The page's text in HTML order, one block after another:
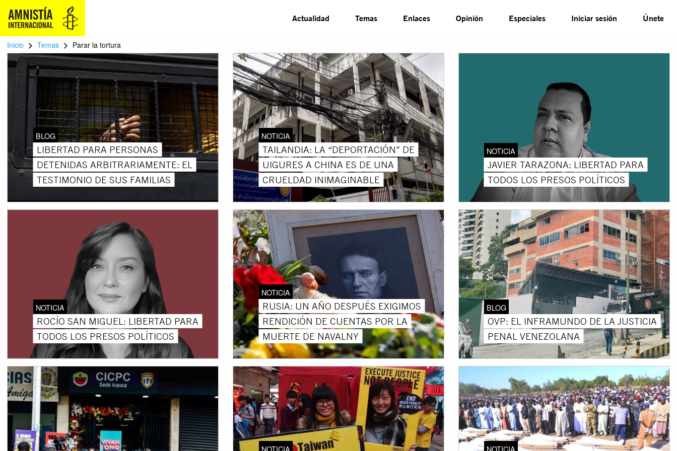
Actualidad Temas Enlaces Opinión Especiales Iniciar sesión Únete
Inicio > Temas > Parar la tortura
BLOG
LIBERTAD PARA PERSONAS
DETENIDAS ARBITRARIAMENTE: EL
TESTIMONIO DE SUS FAMILIAS
NOTICIA
TAILANDIA: LA “DEPORTACIÓN” DE
UIGURES A CHINA ES DE UNA
CRUELDAD INIMAGINABLE
NOTICIA
JAVIER TARAZONA: LIBERTAD PARA
TODOS LOS PRESOS POLÍTICOS
NOTICIA
ROCÍO SAN MIGUEL: LIBERTAD PARA
TODOS LOS PRESOS POLÍTICOS
NOTICIA
RUSIA: UN AÑO DESPUÉS EXIGIMOS
RENDICIÓN DE CUENTAS POR LA
MUERTE DE NAVALNY
BLOG
OVP: EL INFRAMUNDO DE LA JUSTICIA
PENAL VENEZOLANA
NOTICIA NOTICIA